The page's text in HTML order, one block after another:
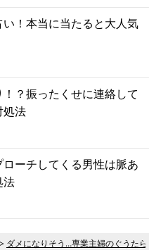
！本当に当たると大人気
？振ったくせに連絡して
処法
ーチしてくる男性は脈あ
法
ダメになりそう…専業主婦のぐうた